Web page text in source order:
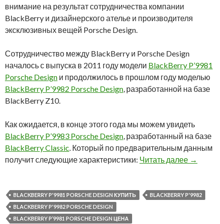
внимание на результат сотрудничества компании
BlackBerry и дизайнерского ателье и производителя
эксклюзивных вещей Porsche Design.
Сотрудничество между BlackBerry и Porsche Design
началось с выпуска в 2011 году модели BlackBerry P’9981
Porsche Design и продолжилось в прошлом году моделью
BlackBerry P’9982 Porsche Design, разработанной на базе
BlackBerry Z10.
Как ожидается, в конце этого года мы можем увидеть
BlackBerry P’9983 Porsche Design, разработанный на базе
BlackBerry Classic. Который по предварительным данным
получит следующие характеристики: Читать далее →
BLACKBERRY P'9981 PORSCHE DESIGN КУПИТЬ
BLACKBERRY P'9982
BLACKBERRY P'9982 PORSCHE DESIGN
BLACKBERRY P’9981 PORSCHE DESIGN ЦЕНА